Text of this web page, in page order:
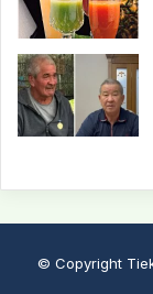
© Copyright